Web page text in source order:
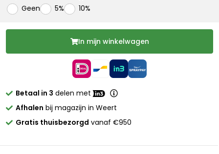
Geen 5% 10%
In mijn winkelwagen
Betaal in 3 delen met
Afhalen bij magazijn in Weert
Gratis thuisbezorgd vanaf €950